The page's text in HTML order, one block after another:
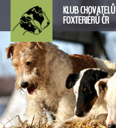
KLUB CHOVATELŮ
FOXTERIÉRŮ ČR